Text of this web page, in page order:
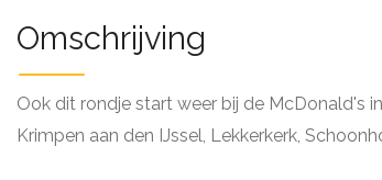
Omschrijving
Ook dit rondje start weer bij de McDonald's
Krimpen aan den IJssel, Lekkerkerk,